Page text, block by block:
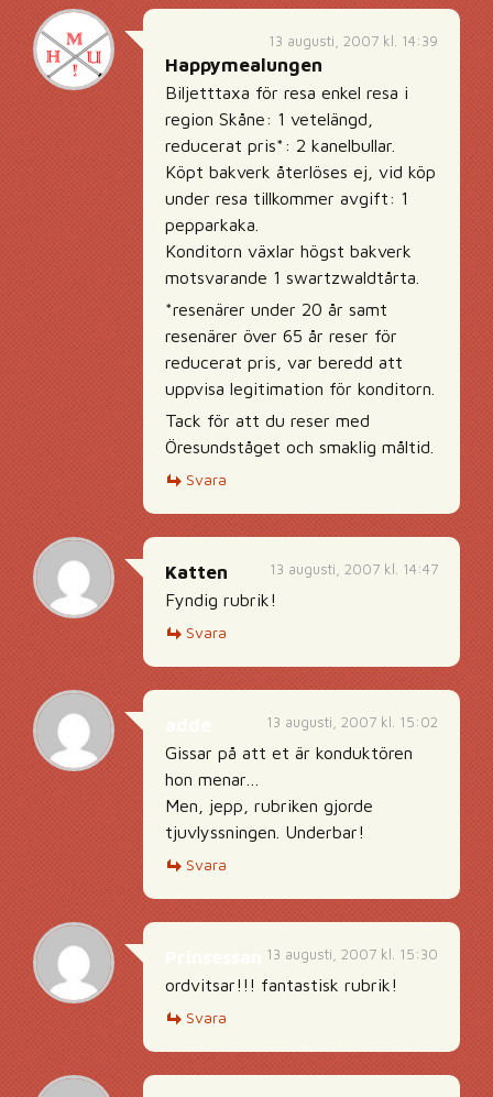
13 augusti, 2007 kl. 14:39
Happymealungen
Biljetttaxa för resa enkel resa i
region Skåne: 1 vetelängd,
reducerat pris*: 2 kanelbullar.
Köpt bakverk återlöses ej, vid köp
under resa tillkommer avgift: 1
pepparkaka.
Konditorn växlar högst bakverk
motsvarande 1 swartzwaldtårta.
*resenärer under 20 år samt
resenärer över 65 år reser för
reducerat pris, var beredd att
uppvisa legitimation för konditorn.
Tack för att du reser med
Öresundståget och smaklig måltid.
Svara
13 augusti, 2007 kl. 14:47
Katten
Fyndig rubrik!
Svara
13 augusti, 2007 kl. 15:02
Gissar på att et är konduktören
hon menar…
Men, jepp, rubriken gjorde
tjuvlyssningen. Underbar!
Svara
13 augusti, 2007 kl. 15:30
ordvitsar!!! fantastisk rubrik!
Svara